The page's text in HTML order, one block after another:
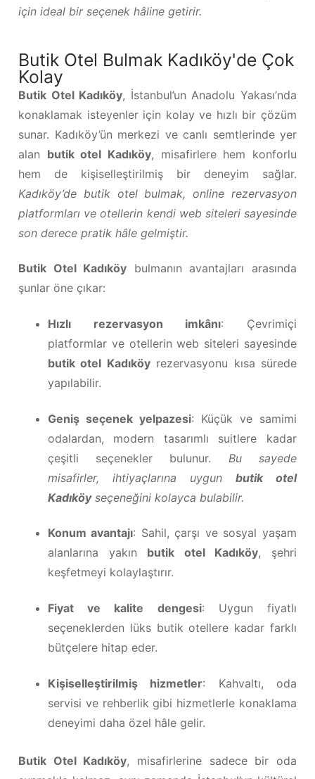
için ideal bir seçenek hâline getirir.
Butik Otel Bulmak Kadıköy'de Çok
Kolay
Butik Otel Kadıköy, İstanbul’un Anadolu Yakası’nda
konaklamak isteyenler için kolay ve hızlı bir çözüm
sunar. Kadıköy’ün merkezi ve canlı semtlerinde yer
alan butik otel Kadıköy, misafirlere hem konforlu
hem de kişiselleştirilmiş bir deneyim sağlar.
Kadıköy’de butik otel bulmak, online rezervasyon
platformları ve otellerin kendi web siteleri sayesinde
son derece pratik hâle gelmiştir.
Butik Otel Kadıköy bulmanın avantajları arasında
şunlar öne çıkar:
Hızlı rezervasyon imkânı: Çevrimiçi
platformlar ve otellerin web siteleri sayesinde
butik otel Kadıköyrezervasyonu kısa sürede
yapılabilir.
Geniş seçenek yelpazesi: Küçük ve samimi
odalardan, modern tasarımlı suitlere kadar
çeşitli seçenekler bulunur. Bu sayede
misafirler, ihtiyaçlarına uygun butik otel
Kadıköyseçeneğini kolayca bulabilir.
Konum avantajı: Sahil, çarşı ve sosyal yaşam
alanlarına yakın butik otel Kadıköy, şehri
keşfetmeyi kolaylaştırır.
Fiyat ve kalite dengesi: Uygun fiyatlı
seçeneklerden lüks butik otellere kadar farklı
bütçelere hitap eder.
Kişiselleştirilmiş hizmetler: Kahvaltı, oda
servisi ve rehberlik gibi hizmetlerle konaklama
deneyimi daha özel hâle gelir.
Butik Otel Kadıköy, misafirlerine sadece bir oda